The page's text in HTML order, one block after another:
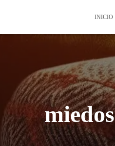
INICIO
miedos